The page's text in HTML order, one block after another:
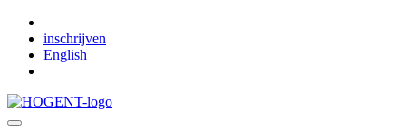
inschrijven
English